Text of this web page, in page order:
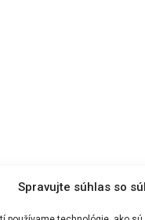
Spravujte súhlas so